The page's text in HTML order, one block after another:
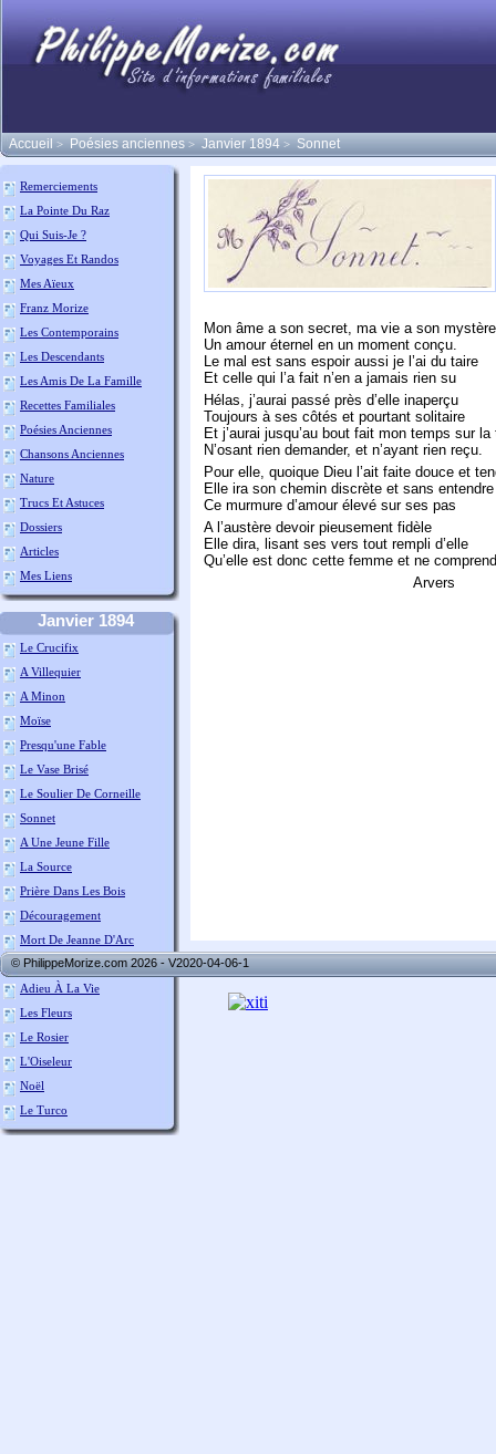
Accueil > Poésies anciennes > Janvier 1894 > Sonnet
Remerciements
La Pointe Du Raz
Qui Suis-Je ?
Voyages Et Randos
Mes Aïeux
Franz Morize
Les Contemporains
Les Descendants
Les Amis De La Famille
Recettes Familiales
Poésies Anciennes
Chansons Anciennes
Nature
Trucs Et Astuces
Dossiers
Articles
Mes Liens
Janvier 1894
Le Crucifix
A Villequier
A Minon
Moïse
Presqu'une Fable
Le Vase Brisé
Le Soulier De Corneille
Sonnet
A Une Jeune Fille
La Source
Prière Dans Les Bois
Découragement
Mort De Jeanne D'Arc
Les Hirondelles
Adieu À La Vie
Les Fleurs
Le Rosier
L'Oiseleur
Noël
Le Turco
Mon âme a son secret, ma vie a son mystère
Un amour éternel en un moment conçu.
Le mal est sans espoir aussi je l’ai du taire
Et celle qui l’a fait n’en a jamais rien su
Hélas, j’aurai passé près d’elle inaperçu
Toujours à ses côtés et pourtant solitaire
Et j’aurai jusqu’au bout fait mon temps sur la
N’osant rien demander, et n’ayant rien reçu.
Pour elle, quoique Dieu l’ait faite douce et
Elle ira son chemin discrète et sans entendre
Ce murmure d’amour élevé sur ses pas
A l’austère devoir pieusement fidèle
Elle dira, lisant ses vers tout rempli d’elle
Qu’elle est donc cette femme et ne
Arvers
© PhilippeMorize.com 2026 - V2020-04-06-1